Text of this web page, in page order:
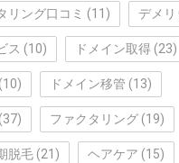
リング口コミ (11) デメリ
ス (10) ドメイン取得 (23)
(10) ドメイン移管 (13)
(37) ファクタリング (19)
脱毛 (21) ヘアケア (15)